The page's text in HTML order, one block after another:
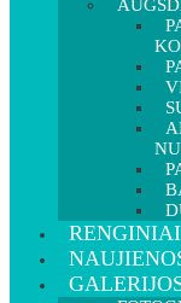
RENGINIAI